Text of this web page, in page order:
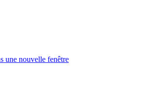
une nouvelle fenêtre